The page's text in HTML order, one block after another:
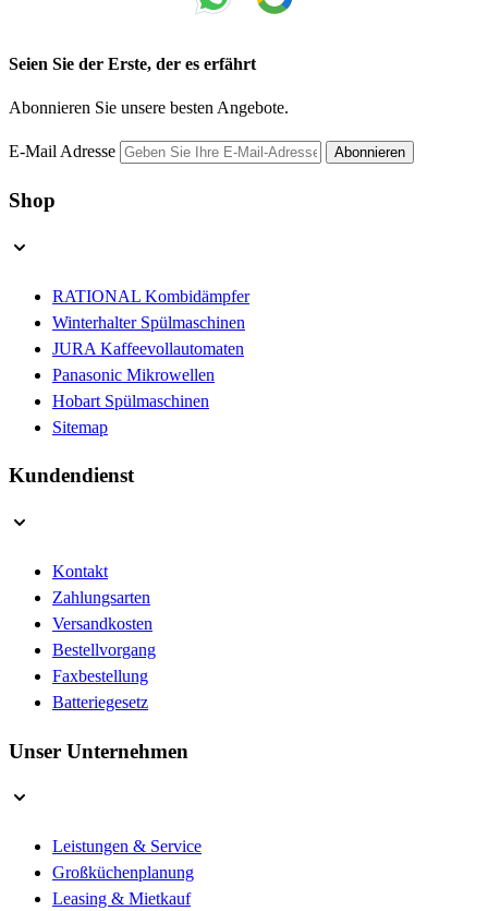
Seien Sie der Erste, der es erfährt
Abonnieren Sie unsere besten Angebote.
E-Mail Adresse Abonnieren
Shop
RATIONAL Kombidämpfer
Winterhalter Spülmaschinen
JURA Kaffeevollautomaten
Panasonic Mikrowellen
Hobart Spülmaschinen
Sitemap
Kundendienst
Kontakt
Zahlungsarten
Versandkosten
Bestellvorgang
Faxbestellung
Batteriegesetz
Unser Unternehmen
Leistungen & Service
Großküchenplanung
Leasing & Mietkauf